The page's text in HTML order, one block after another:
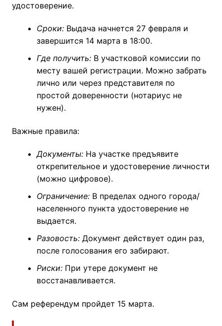
удостоверение.
Сроки:Выдача начнется 27 февраля и
завершится 14 марта в 18:00.
Где получить:В участковой комиссии по
месту вашей регистрации. Можно забрать
лично или через представителя по
простой доверенности (нотариус не
нужен).
Важные правила:
Документы:На участке предъявите
открепительное и удостоверение личности
(можно цифровое).
Ограничение:В пределах одного города/
населенного пункта удостоверение не
выдается.
Разовость:Документ действует один раз,
после голосования его забирают.
Риски:При утере документ не
восстанавливается.
Сам референдум пройдет 15 марта.